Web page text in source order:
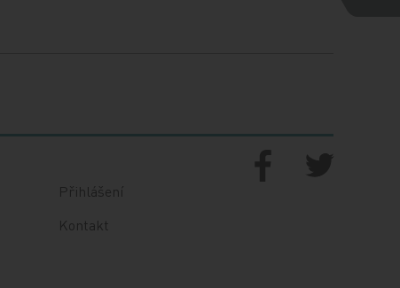
Přihlášení
Kontakt